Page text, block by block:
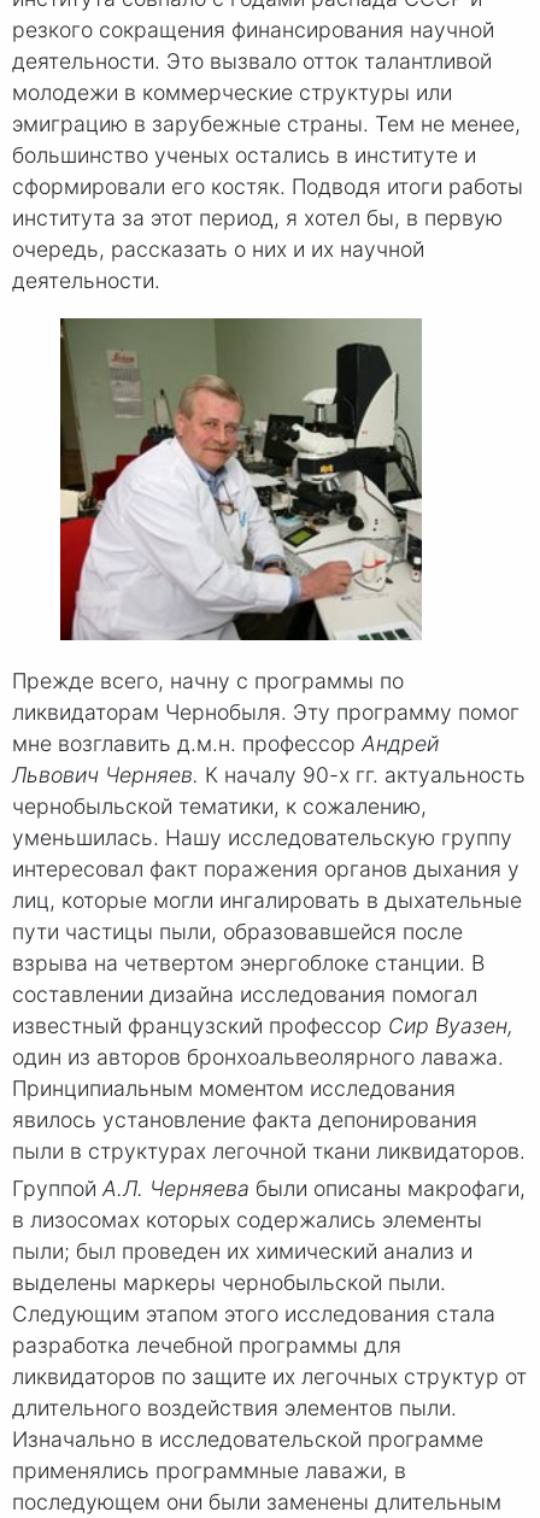
резкого сокращения финансирования научной
деятельности. Это вызвало отток талантливой
молодежи в коммерческие структуры или
эмиграцию в зарубежные страны. Тем не менее,
большинство ученых остались в институте и
сформировали его костяк. Подводя итоги работы
института за этот период, я хотел бы, в первую
очередь, рассказать о них и их научной
деятельности.
Прежде всего, начну с программы по
ликвидаторам Чернобыля. Эту программу помог
мне возглавить д.м.н. профессор Андрей
Львович Черняев. К началу 90-х гг. актуальность
чернобыльской тематики, к сожалению,
уменьшилась. Нашу исследовательскую группу
интересовал факт поражения органов дыхания у
лиц, которые могли ингалировать в дыхательные
пути частицы пыли, образовавшейся после
взрыва на четвертом энергоблоке станции. В
составлении дизайна исследования помогал
известный французский профессор Сир Вуазен,
один из авторов бронхоальвеолярного лаважа.
Принципиальным моментом исследования
явилось установление факта депонирования
пыли в структурах легочной ткани ликвидаторов.
Группой А.Л. Черняева были описаны макрофаги,
в лизосомах которых содержались элементы
пыли; был проведен их химический анализ и
выделены маркеры чернобыльской пыли.
Следующим этапом этого исследования стала
разработка лечебной программы для
ликвидаторов по защите их легочных структур от
длительного воздействия элементов пыли.
Изначально в исследовательской программе
применялись программные лаважи, в
последующем они были заменены длительным